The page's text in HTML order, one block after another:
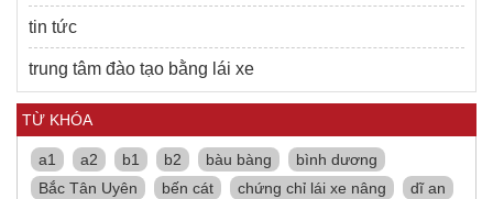
tin tức
trung tâm đào tạo bằng lái xe
TỪ KHÓA
a1 a2 b1 b2 bàu bàng
bình dương
Bắc Tân Uyên
bến cát chứng chỉ lái xe nâng
dĩ an